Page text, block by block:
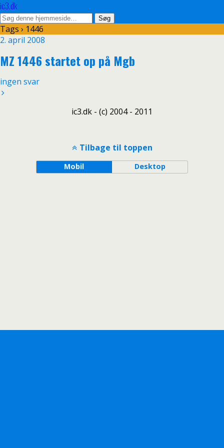
ic3.dk
Tags › 1446
2. april 2008
MZ 1446 startet op på Mgb
ingen svar
ic3.dk - (c) 2004 - 2011
Tilbage til toppen
Mobil Desktop